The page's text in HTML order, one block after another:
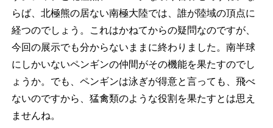
らば、北極熊の居ない南極大陸では、誰が陸域の頂点に
経つのでしょう。これはかねてからの疑問なのですが、
今回の展示でも分からないままに終わりました。南半球
にしかいないペンギンの仲間がその機能を果たすのでし
ょうか。でも、ペンギンは泳ぎが得意と言っても、飛べ
ないのですから、猛禽類のような役割を果たすとは思え
ませんね。